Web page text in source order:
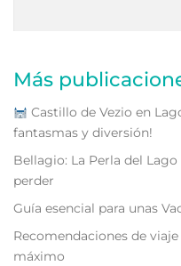
Más
Castillo de Vezio en
fantasmas y diversión!
Bellagio: La Perla del
perder
Guía esencial para unas
Recomendaciones de
máximo